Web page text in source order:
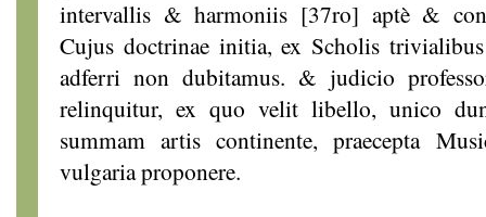
intervallis & harmoniis [37ro] aptè &
Cujus doctrinae initia, ex Scholis
adferri non dubitamus. & judicio
relinquitur, ex quo velit libello, unico
summam artis continente, praecepta
vulgaria proponere.